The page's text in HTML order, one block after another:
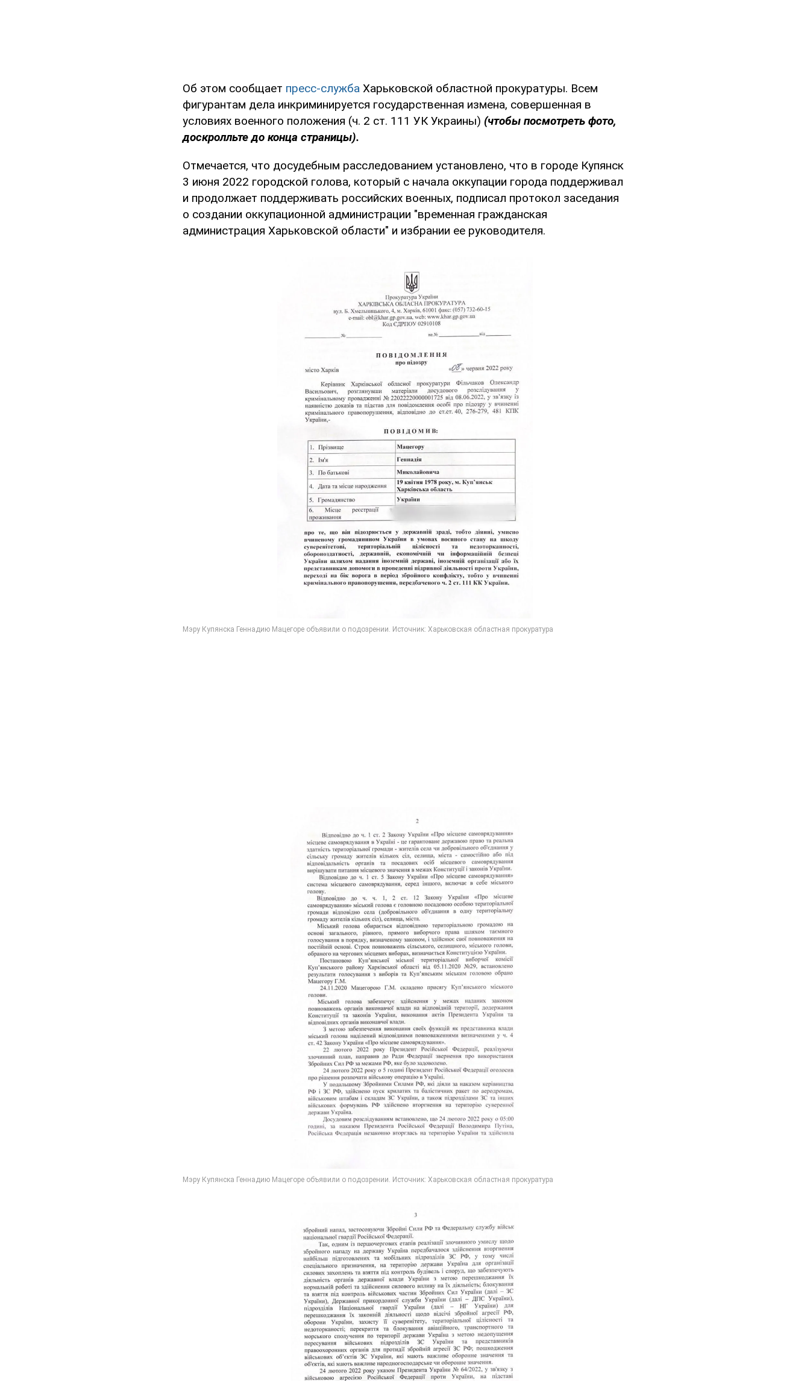
Об этом сообщает пресс-служба Харьковской областной прокуратуры. Всем
фигурантам дела инкриминируется государственная измена, совершенная в
условиях военного положения (ч. 2 ст. 111 УК Украины) (чтобы посмотреть фото,
доскролльте до конца страницы).
Отмечается, что досудебным расследованием установлено, что в городе Купянск
3 июня 2022 городской голова, который с начала оккупации города поддерживал
и продолжает поддерживать российских военных, подписал протокол заседания
о создании оккупационной администрации "временная гражданская
администрация Харьковской области" и избрании ее руководителя.